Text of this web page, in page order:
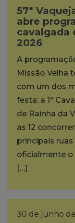
57ª
abre
cavalgada
2026
A
Missão Velha
com um dos
festa: a 1ª
de Rainha da
as 12
principais
oficialmente o
[…]
30 de junho